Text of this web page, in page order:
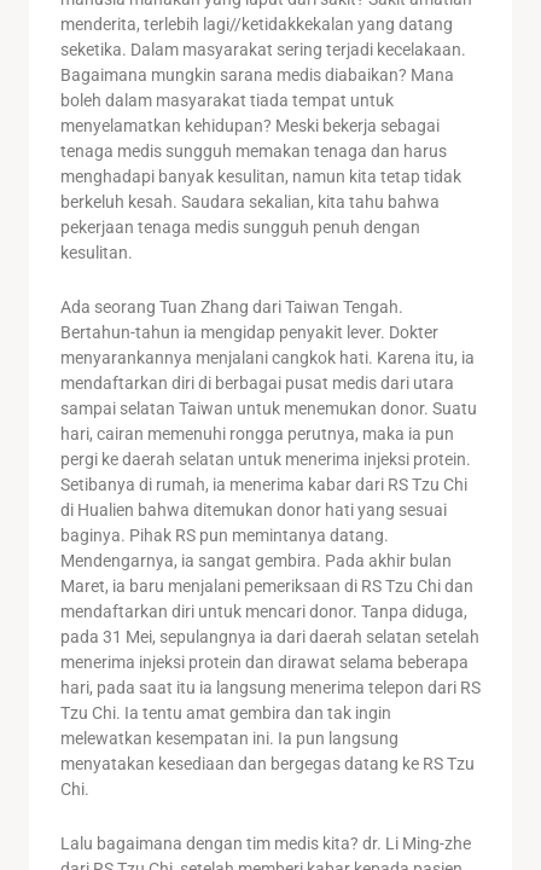
menderita, terlebih lagi//ketidakkekalan yang datang
seketika. Dalam masyarakat sering terjadi kecelakaan.
Bagaimana mungkin sarana medis diabaikan? Mana
boleh dalam masyarakat tiada tempat untuk
menyelamatkan kehidupan? Meski bekerja sebagai
tenaga medis sungguh memakan tenaga dan harus
menghadapi banyak kesulitan, namun kita tetap tidak
berkeluh kesah. Saudara sekalian, kita tahu bahwa
pekerjaan tenaga medis sungguh penuh dengan
kesulitan.
Ada seorang Tuan Zhang dari Taiwan Tengah.
Bertahun-tahun ia mengidap penyakit lever. Dokter
menyarankannya menjalani cangkok hati. Karena itu, ia
mendaftarkan diri di berbagai pusat medis dari utara
sampai selatan Taiwan untuk menemukan donor. Suatu
hari, cairan memenuhi rongga perutnya, maka ia pun
pergi ke daerah selatan untuk menerima injeksi protein.
Setibanya di rumah, ia menerima kabar dari RS Tzu Chi
di Hualien bahwa ditemukan donor hati yang sesuai
baginya. Pihak RS pun memintanya datang.
Mendengarnya, ia sangat gembira. Pada akhir bulan
Maret, ia baru menjalani pemeriksaan di RS Tzu Chi dan
mendaftarkan diri untuk mencari donor. Tanpa diduga,
pada 31 Mei, sepulangnya ia dari daerah selatan setelah
menerima injeksi protein dan dirawat selama beberapa
hari, pada saat itu ia langsung menerima telepon dari RS
Tzu Chi. Ia tentu amat gembira dan tak ingin
melewatkan kesempatan ini. Ia pun langsung
menyatakan kesediaan dan bergegas datang ke RS Tzu
Chi.
Lalu bagaimana dengan tim medis kita? dr. Li Ming-zhe